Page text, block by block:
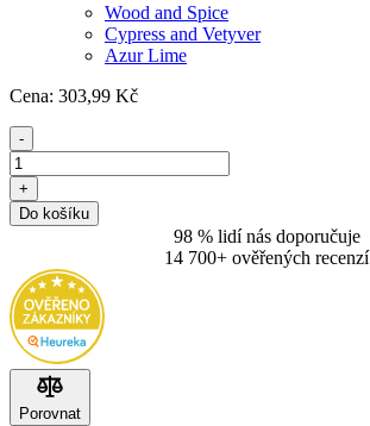
Wood and Spice
Cypress and Vetyver
Azur Lime
Cena: 303,99 Kč
-
+
Do košíku
98 % lidí nás doporučuje
14 700+ ověřených recenzí
Porovnat